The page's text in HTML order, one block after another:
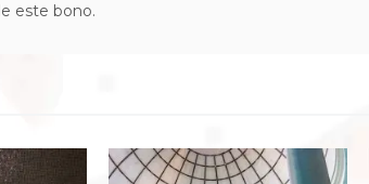
este bono.